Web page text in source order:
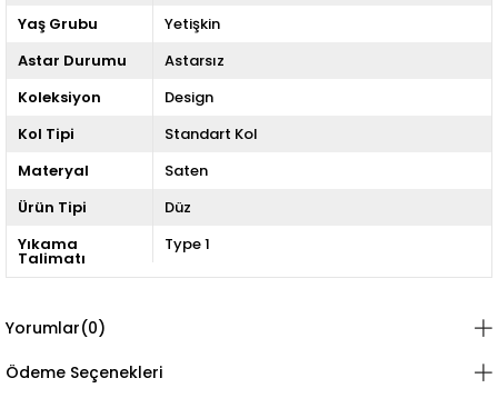
Yaş Grubu
Yetişkin
Astar Durumu
Astarsız
Koleksiyon
Design
Kol Tipi
Standart Kol
Materyal
Saten
Ürün Tipi
Düz
Yıkama
Talimatı
Type 1
Yorumlar(0)
Ödeme Seçenekleri